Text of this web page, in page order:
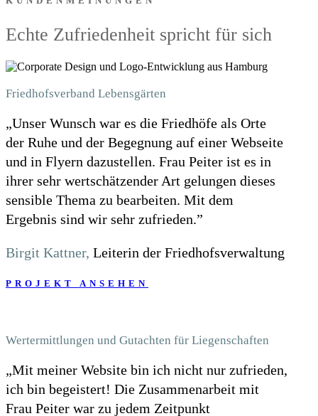
Echte Zufriedenheit spricht für sich
Friedhofsverband Lebensgärten
„Unser Wunsch war es die Friedhöfe als Orte
der Ruhe und der Begegnung auf einer Webseite
und in Flyern dazustellen. Frau Peiter ist es in
ihrer sehr wertschätzender Art gelungen dieses
sensible Thema zu bearbeiten. Mit dem
Ergebnis sind wir sehr zufrieden.”
Birgit Kattner, Leiterin der Friedhofsverwaltung
PROJEKT ANSEHEN
Wertermittlungen und Gutachten für Liegenschaften
„Mit meiner Website bin ich nicht nur zufrieden,
ich bin begeistert! Die Zusammenarbeit mit
Frau Peiter war zu jedem Zeitpunkt